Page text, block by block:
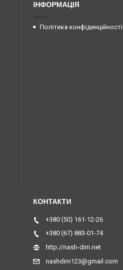
ІНФОРМАЦІЯ
Політика конфіденційності
+380 (50) 161-12-26
+380 (67) 883-01-74
http://nash-dim.net
nashdim123@gmail.com